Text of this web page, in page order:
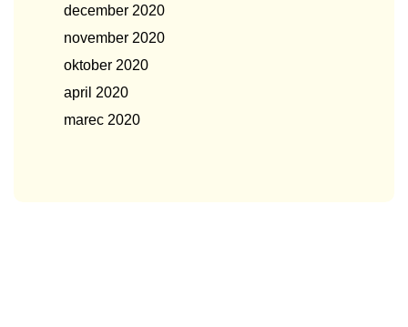
december 2020
november 2020
oktober 2020
april 2020
marec 2020